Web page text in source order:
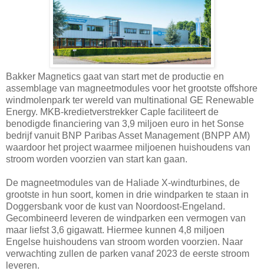
Bakker Magnetics gaat van start met de productie en
assemblage van magneetmodules voor het grootste offshore
windmolenpark ter wereld van multinational GE Renewable
Energy. MKB-kredietverstrekker Caple faciliteert de
benodigde financiering van 3,9 miljoen euro in het Sonse
bedrijf vanuit BNP Paribas Asset Management (BNPP AM)
waardoor het project waarmee miljoenen huishoudens van
stroom worden voorzien van start kan gaan.
De magneetmodules van de Haliade X-windturbines, de
grootste in hun soort, komen in drie windparken te staan in
Doggersbank voor de kust van Noordoost-Engeland.
Gecombineerd leveren de windparken een vermogen van
maar liefst 3,6 gigawatt. Hiermee kunnen 4,8 miljoen
Engelse huishoudens van stroom worden voorzien. Naar
verwachting zullen de parken vanaf 2023 de eerste stroom
leveren.